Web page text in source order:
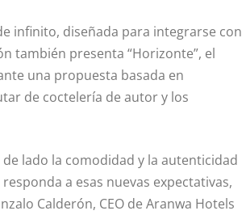
infinito, diseñada para integrarse con
también presenta “Horizonte”, el
una propuesta basada en
de coctelería de autor y los
lado la comodidad y la autenticidad
a esas nuevas expectativas,
Calderón, CEO de Aranwa Hotels